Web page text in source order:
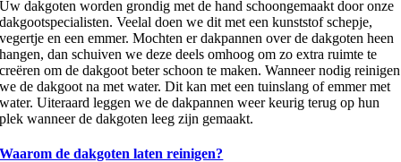
Uw dakgoten worden grondig met de hand schoongemaakt door onze
dakgootspecialisten. Veelal doen we dit met een kunststof schepje,
vegertje en een emmer. Mochten er dakpannen over de dakgoten heen
hangen, dan schuiven we deze deels omhoog om zo extra ruimte te
creëren om de dakgoot beter schoon te maken. Wanneer nodig reinigen
we de dakgoot na met water. Dit kan met een tuinslang of emmer met
water. Uiteraard leggen we de dakpannen weer keurig terug op hun
plek wanneer de dakgoten leeg zijn gemaakt.
Waarom de dakgoten laten reinigen?